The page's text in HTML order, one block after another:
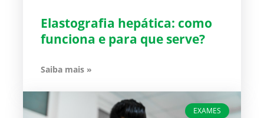
Elastografia hepática: como
funciona e para que serve?
Saiba mais »
EXAMES